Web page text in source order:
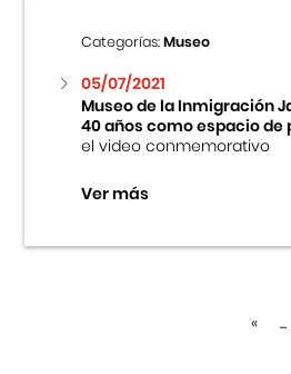
Categorías:Museo
05/07/2021
Museo de la Inmigración
40 años como espacio de
el video conmemorativo
Ver más
« ...